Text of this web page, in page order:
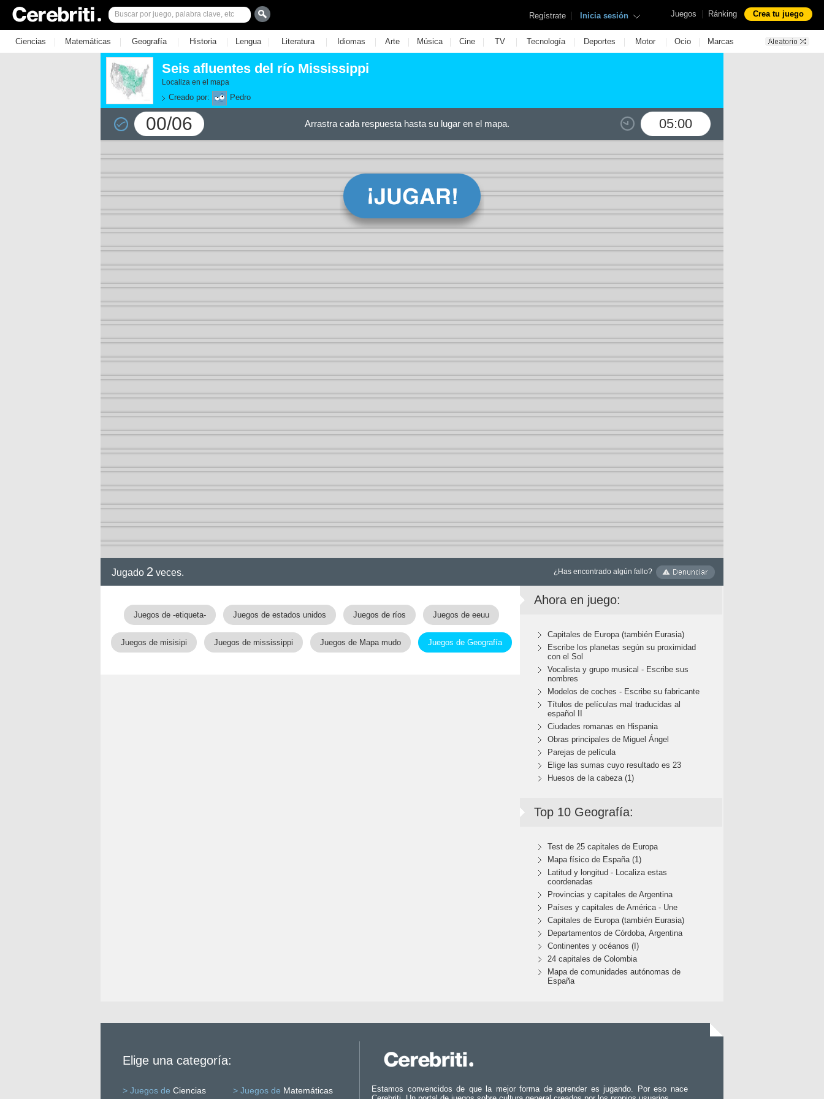
Juegos | Ránking Crea tu juego
Regístrate | Inicia sesión
Ciencias | Matemáticas | Geografía | Historia | Lengua | Literatura | Idiomas | Arte | Música | Cine | TV | Tecnología | Deportes | Motor | Ocio | Marcas
Seis afluentes del río Mississippi
Localiza en el mapa
Creado por: Pedro
00/06 05:00
Arrastra cada respuesta hasta su lugar en el mapa.
Jugado 2 veces. ¿Has encontrado algún fallo?
Juegos de -etiqueta- Juegos de estados unidos Juegos de ríos Juegos de eeuu
Juegos de misisipi Juegos de mississippi Juegos de Mapa mudo Juegos de Geografía
Ahora en juego:
Capitales de Europa (también Eurasia)
Escribe los planetas según su proximidad
con el Sol
Vocalista y grupo musical - Escribe sus
nombres
Modelos de coches - Escribe su fabricante
Títulos de películas mal traducidas al
español II
Ciudades romanas en Hispania
Obras principales de Miguel Ángel
Parejas de película
Elige las sumas cuyo resultado es 23
Huesos de la cabeza (1)
Top 10 Geografía:
Test de 25 capitales de Europa
Mapa físico de España (1)
Latitud y longitud - Localiza estas
coordenadas
Provincias y capitales de Argentina
Países y capitales de América - Une
Capitales de Europa (también Eurasia)
Departamentos de Córdoba, Argentina
Continentes y océanos (I)
24 capitales de Colombia
Mapa de comunidades autónomas de
España
Elige una categoría:
> Juegos de Ciencias > Juegos de Matemáticas
Estamos convencidos de que la mejor forma de aprender es jugando. Por eso nace